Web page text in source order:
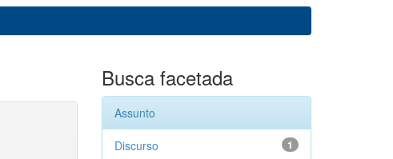
Busca facetada
Assunto
1
Discurso